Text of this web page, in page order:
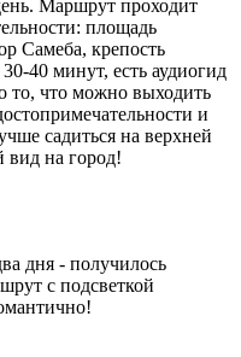
Маршрут проходит
площадь
Самеба, крепость
40 минут, есть аудиогид
то, что можно выходить
и
садиться на верхней
вид на город!
дня - получилось
с подсветкой